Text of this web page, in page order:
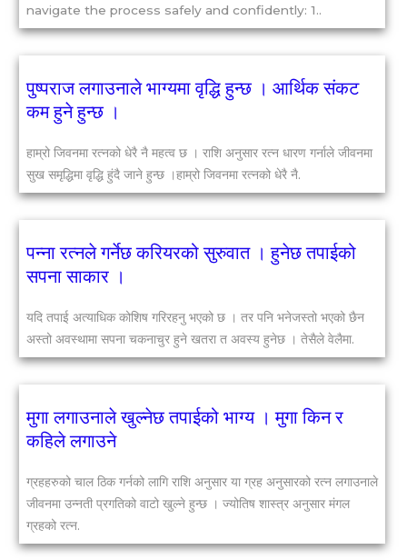
navigate the process safely and confidently: 1..
पुष्पराज लगाउनाले भाग्यमा वृद्धि हुन्छ । आर्थिक संकट
कम हुने हुन्छ ।
हाम्रो जिवनमा रत्नको धेरै नै महत्व छ । राशि अनुसार रत्न धारण गर्नाले जीवनमा
सुख समृद्धिमा वृद्धि हुंदै जाने हुन्छ ।हाम्रो जिवनमा रत्नको धेरै नै.
पन्ना रत्नले गर्नेछ करियरको सुरुवात । हुनेछ तपाईको
सपना साकार ।
यदि तपाई अत्याधिक कोशिष गरिरहनु भएको छ । तर पनि भनेजस्तो भएको छैन
अस्तो अवस्थामा सपना चकनाचुर हुने खतरा त अवस्य हुनेछ । तेसैले वेलैमा.
मुगा लगाउनाले खुल्नेछ तपाईको भाग्य । मुगा किन र
कहिले लगाउने
ग्रहहरुको चाल ठिक गर्नको लागि राशि अनुसार या ग्रह अनुसारको रत्न लगाउनाले
जीवनमा उन्नती प्रगतिको वाटो खुल्ने हुन्छ । ज्योतिष शास्त्र अनुसार मंगल
ग्रहको रत्न.